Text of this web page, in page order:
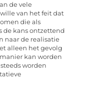
de vele
van het feit dat
die als
de kans ontzettend
naar de realisatie
alleen het gevolg
kan worden
worden